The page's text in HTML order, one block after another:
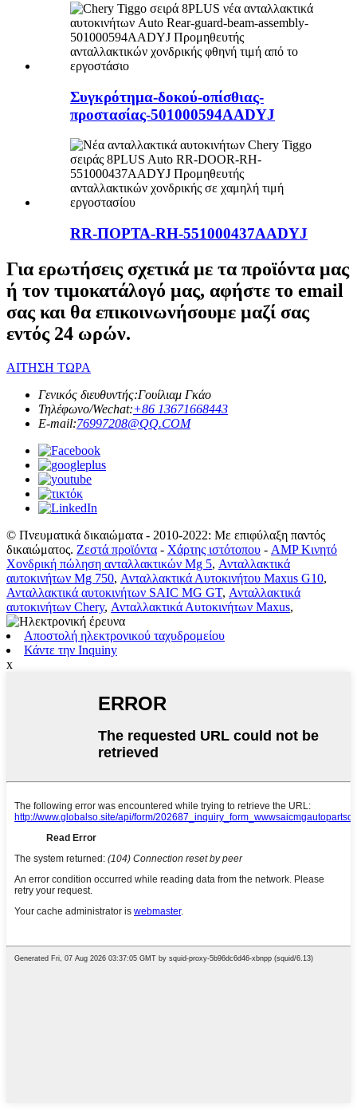
Συγκρότημα-δοκού-οπίσθιας-
προστασίας-501000594AADYJ
RR-ΠΟΡΤΑ-RH-551000437AADYJ
Για ερωτήσεις σχετικά με τα προϊόντα μας
ή τον τιμοκατάλογό μας, αφήστε το email
σας και θα επικοινωνήσουμε μαζί σας
εντός 24 ωρών.
ΑΙΤΗΣΗ ΤΩΡΑ
Γενικός διευθυντής:Γουίλιαμ Γκάο
Τηλέφωνο/Wechat:+86 13671668443
E-mail:76997208@QQ.COM
© Πνευματικά δικαιώματα - 2010-2022: Με επιφύλαξη παντός
δικαιώματος. Ζεστά προϊόντα - Χάρτης ιστότοπου - AMP Κινητό
Χονδρική πώληση ανταλλακτικών Mg 5, Ανταλλακτικά
αυτοκινήτων Mg 750, Ανταλλακτικά Αυτοκινήτου Maxus G10,
Ανταλλακτικά αυτοκινήτων SAIC MG GT, Ανταλλακτικά
αυτοκινήτων Chery, Ανταλλακτικά Αυτοκινήτων Maxus,
Αποστολή ηλεκτρονικού ταχυδρομείου
Κάντε την Inquiny
x